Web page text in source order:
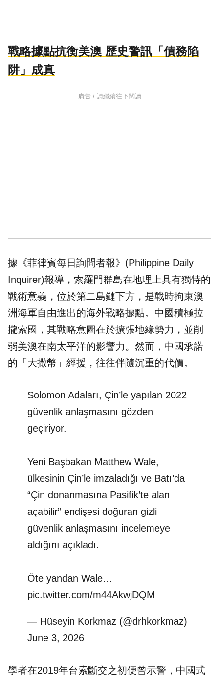
戰略據點抗衡美澳 歷史警訊「債務陷
阱」成真
廣告 / 請繼續往下閱讀
據《菲律賓每日詢問者報》(Philippine Daily
Inquirer)報導，索羅門群島在地理上具有獨特的
戰術意義，位於第二島鏈下方，是戰時拘束澳
洲海軍自由進出的海外戰略據點。中國積極拉
攏索國，其戰略意圖在於擴張地緣勢力，並削
弱美澳在南太平洋的影響力。然而，中國承諾
的「大撒幣」經援，往往伴隨沉重的代價。
Solomon Adaları, Çin’le yapılan 2022
güvenlik anlaşmasını gözden
geçiriyor.
Yeni Başbakan Matthew Wale,
ülkesinin Çin’le imzaladığı ve Batı’da
“Çin donanmasına Pasifik’te alan
açabilir” endişesi doğuran gizli
güvenlik anlaşmasını incelemeye
aldığını açıkladı.
Öte yandan Wale…
pic.twitter.com/m44AkwjDQM
— Hüseyin Korkmaz (@drhkorkmaz)
June 3, 2026
學者在2019年台索斷交之初便曾示警，中國式